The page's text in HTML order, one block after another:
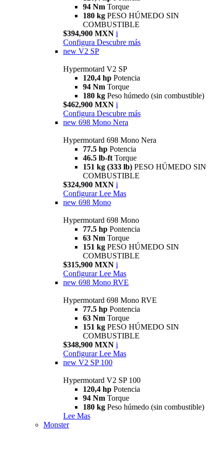
94 Nm Torque
180 kg PESO HÚMEDO SIN
COMBUSTIBLE
$394,900 MXN i
Configura Descubre más
new V2 SP
Hypermotard V2 SP
120,4 hp Potencia
94 Nm Torque
180 kg Peso húmedo (sin combustible)
$462,900 MXN i
Configura Descubre más
new 698 Mono Nera
Hypermotard 698 Mono Nera
77.5 hp Potencia
46.5 lb-ft Torque
151 kg (333 lb) PESO HÚMEDO SIN
COMBUSTIBLE
$324,900 MXN i
Configurar Lee Mas
new 698 Mono
Hypermotard 698 Mono
77.5 hp Pontencia
63 Nm Torque
151 kg PESO HÚMEDO SIN
COMBUSTIBLE
$315,900 MXN i
Configurar Lee Mas
new 698 Mono RVE
Hypermotard 698 Mono RVE
77.5 hp Pontencia
63 Nm Torque
151 kg PESO HÚMEDO SIN
COMBUSTIBLE
$348,900 MXN i
Configurar Lee Mas
new V2 SP 100
Hypermotard V2 SP 100
120,4 hp Potencia
94 Nm Torque
180 kg Peso húmedo (sin combustible)
Lee Mas
Monster